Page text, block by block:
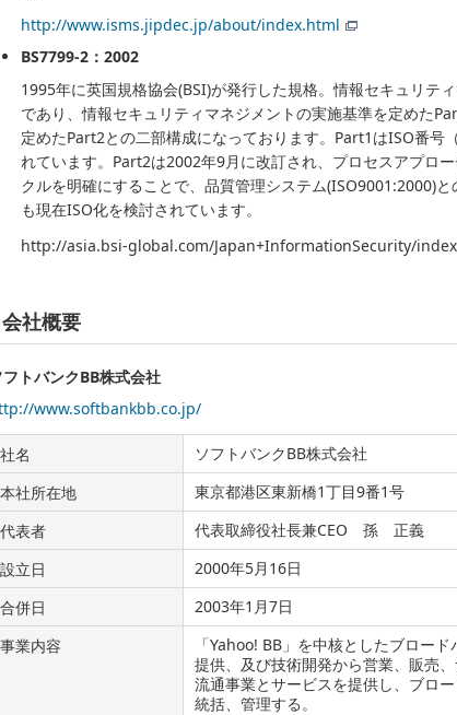
http://www.isms.jipdec.jp/about/index.html
BS7799-2：2002
1995年に英国規格協会(BSI)が発行した規格。情報セキュリテ
であり、情報セキュリティマネジメントの実施基準を定めた
定めたPart2との二部構成になっております。Part1はISO番号
れています。Part2は2002年9月に改訂され、プロセスアプロ
クルを明確にすることで、品質管理システム(ISO9001:2000)
も現在ISO化を検討されています。
http://asia.bsi-global.com/Japan+InformationSecurity/
会社概要
トバンクBB株式会社
www.softbankbb.co.jp/
社名
ソフトバンクBB株式会社
本社所在地
東京都港区東新橋1丁目9番1号
代表者
代表取締役社長兼CEO 孫 正義
設立日
2000年5月16日
合併日
2003年1月7日
事業内容
「Yahoo! BB」を中核としたブロー
提供、及び技術開発から営業、販売
流通事業とサービスを提供し、ブロ
統括、管理する。